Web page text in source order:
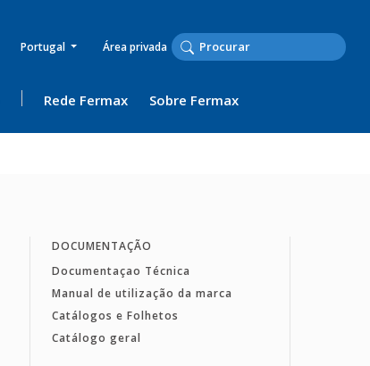
Portugal Área privada
Rede Fermax Sobre Fermax
DOCUMENTAÇÃO
Documentaçao Técnica
Manual de utilização da marca
Catálogos e Folhetos
Catálogo geral